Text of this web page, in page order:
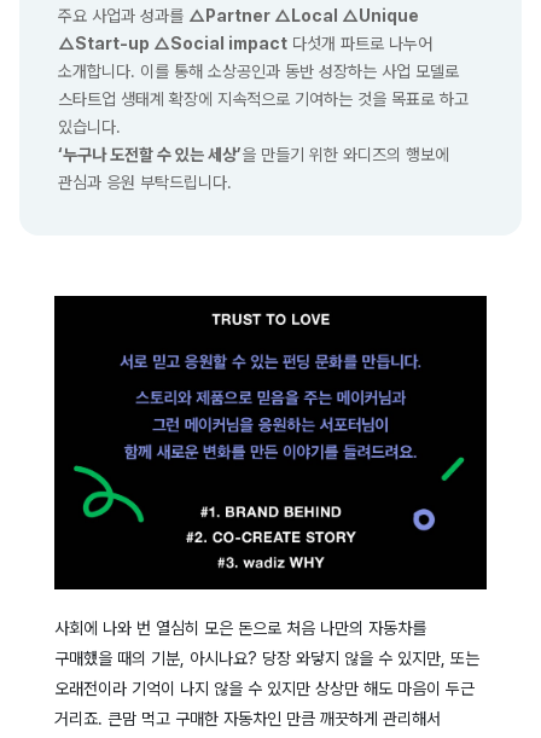
주요 사업과 성과를 △Partner △Local △Unique
△Start-up △Social impact 다섯개 파트로 나누어
소개합니다. 이를 통해 소상공인과 동반 성장하는 사업 모델로
스타트업 생태계 확장에 지속적으로 기여하는 것을 목표로 하고
있습니다.
‘누구나 도전할 수 있는 세상’을 만들기 위한 와디즈의 행보에
관심과 응원 부탁드립니다.
사회에 나와 번 열심히 모은 돈으로 처음 나만의 자동차를
구매했을 때의 기분, 아시나요? 당장 와닿지 않을 수 있지만, 또는
오래전이라 기억이 나지 않을 수 있지만 상상만 해도 마음이 두근
거리죠. 큰맘 먹고 구매한 자동차인 만큼 깨끗하게 관리해서